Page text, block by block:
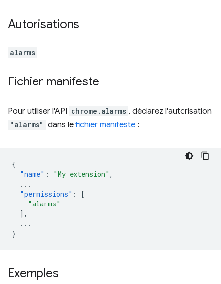
Autorisations
alarms
Fichier manifeste
Pour utiliser l'API chrome.alarms , déclarez l'autorisation
"alarms" dans le fichier manifeste :
{
"name" : "My extension" ,
...
"permissions" :
[
"alarms"
],
...
}
Exemples